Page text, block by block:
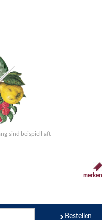
sind beispielhaft
merken
Bestellen